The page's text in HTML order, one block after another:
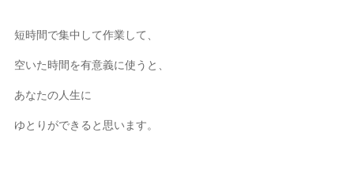
短時間で集中して作業して、
空いた時間を有意義に使うと、
あなたの人生に
ゆとりができると思います。